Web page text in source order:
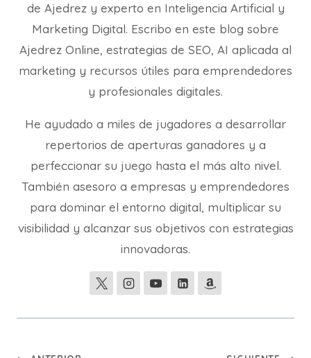
de Ajedrez y experto en Inteligencia Artificial y
Marketing Digital. Escribo en este blog sobre
Ajedrez Online, estrategias de SEO, AI aplicada al
marketing y recursos útiles para emprendedores
y profesionales digitales.
He ayudado a miles de jugadores a desarrollar
repertorios de aperturas ganadores y a
perfeccionar su juego hasta el más alto nivel.
También asesoro a empresas y emprendedores
para dominar el entorno digital, multiplicar su
visibilidad y alcanzar sus objetivos con estrategias
innovadoras.